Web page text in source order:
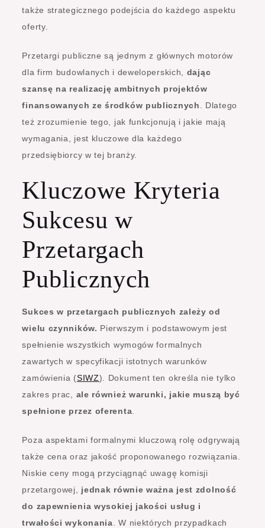
także strategicznego podejścia do każdego aspektu
oferty.
Przetargi publiczne są jednym z głównych motorów
dla firm budowlanych i deweloperskich, dając
szansę na realizację ambitnych projektów
finansowanych ze środków publicznych
. Dlatego
też zrozumienie tego, jak funkcjonują i jakie mają
wymagania, jest kluczowe dla każdego
przedsiębiorcy w tej branży.
Kluczowe Kryteria
Sukcesu w
Przetargach
Publicznych
Sukces w przetargach publicznych zależy od
wielu czynników. Pierwszym i podstawowym jest
spełnienie wszystkich wymogów formalnych
zawartych w specyfikacji istotnych warunków
zamówienia (SIWZ). Dokument ten określa nie tylko
zakres prac,
ale również warunki, jakie muszą być
spełnione przez oferenta
Poza aspektami formalnymi kluczową rolę odgrywają
także cena oraz jakość proponowanego rozwiązania.
Niskie ceny mogą przyciągnąć uwagę komisji
przetargowej,
jednak równie ważna jest zdolność
do zapewnienia wysokiej jakości usług i
trwałości wykonania . W niektórych przypadkach